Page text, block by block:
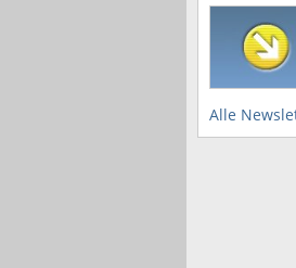
Alle